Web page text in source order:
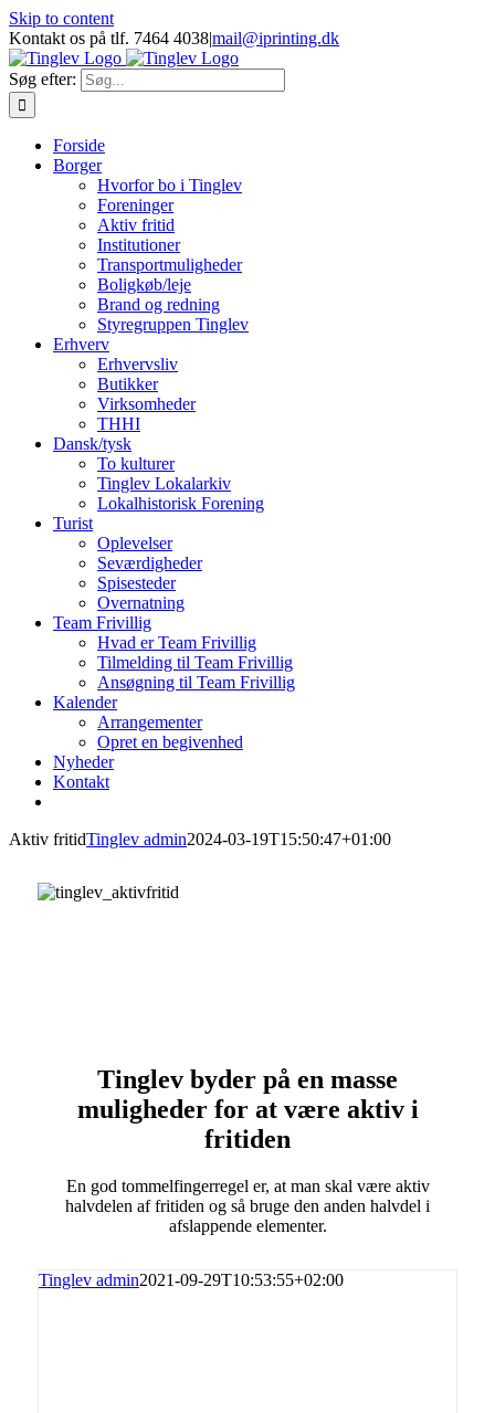
Skip to content
Kontakt os på tlf. 7464 4038|mail@iprinting.dk
Søg efter:
Forside
Borger
Hvorfor bo i Tinglev
Foreninger
Aktiv fritid
Institutioner
Transportmuligheder
Boligkøb/leje
Brand og redning
Styregruppen Tinglev
Erhverv
Erhvervsliv
Butikker
Virksomheder
THHI
Dansk/tysk
To kulturer
Tinglev Lokalarkiv
Lokalhistorisk Forening
Turist
Oplevelser
Seværdigheder
Spisesteder
Overnatning
Team Frivillig
Hvad er Team Frivillig
Tilmelding til Team Frivillig
Ansøgning til Team Frivillig
Kalender
Arrangementer
Opret en begivenhed
Nyheder
Kontakt
Aktiv fritidTinglev admin2024-03-19T15:50:47+01:00
Tinglev byder på en masse
muligheder for at være aktiv i
fritiden
En god tommelfingerregel er, at man skal være aktiv
halvdelen af fritiden og så bruge den anden halvdel i
afslappende elementer.
Tinglev admin2021-09-29T10:53:55+02:00